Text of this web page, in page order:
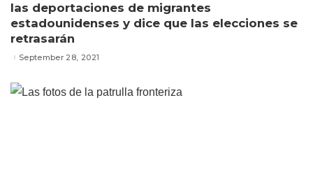
las deportaciones de migrantes
estadounidenses y dice que las elecciones se
retrasarán
September 28, 2021